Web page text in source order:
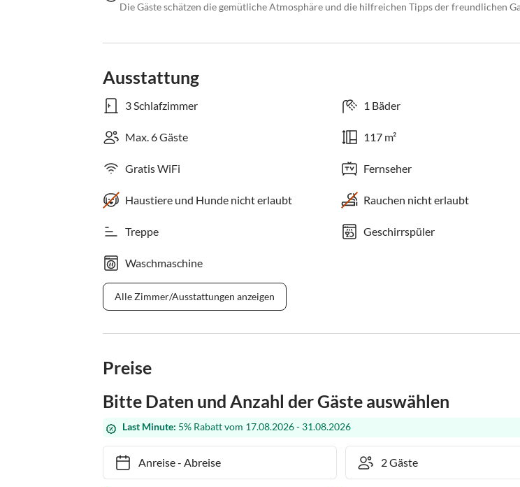
Die Gäste schätzen die gemütliche Atmosphäre und die hilfreichen Tipps der freundlichen
Ausstattung
3 Schlafzimmer 1 Bäder
Max. 6 Gäste 117 m²
Gratis WiFi Fernseher
Haustiere und Hunde nicht erlaubt Rauchen nicht erlaubt
Treppe Geschirrspüler
Waschmaschine
Alle Zimmer/Ausstattungen anzeigen
Preise
Bitte Daten und Anzahl der Gäste auswählen
Last Minute: 5% Rabatt vom 17.08.2026 - 31.08.2026
Anreise- Abreise